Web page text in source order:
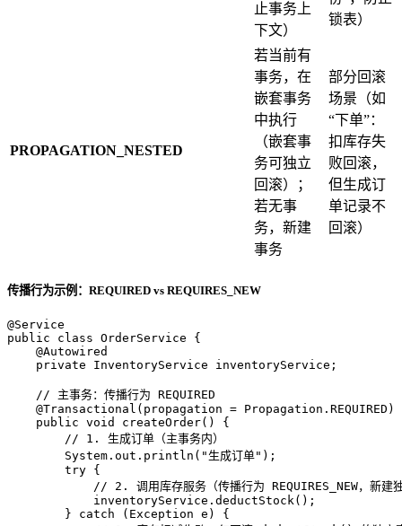
止事务上
下文）
锁表）
PROPAGATION_NESTED
若当前有
事务，在
嵌套事务
中执行
（嵌套事
务可独立
回滚）；
若无事
务，新建
事务
部分回滚
场景（如
“下单”：
扣库存失
败回滚，
但生成订
单记录不
回滚）
传播行为示例：REQUIRED vs REQUIRES_NEW
@Service
public
class OrderService {
@Autowired
private InventoryService inventoryService;
// 主事务：传播行为 REQUIRED
@Transactional(propagation = Propagation.REQUIRED)
public void createOrder()
{
// 1. 生成订单（主事务内）
        System.out.println(
"生成订单" );
try {
// 2. 调用库存服务（传播行为 REQUIRES_NEW，新建
            inventoryService.deductStock();
        }
catch (Exception e) {